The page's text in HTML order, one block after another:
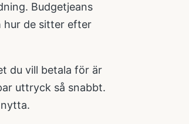
Budgetjeans
hur de sitter efter
du vill betala för är
uttryck så snabbt.